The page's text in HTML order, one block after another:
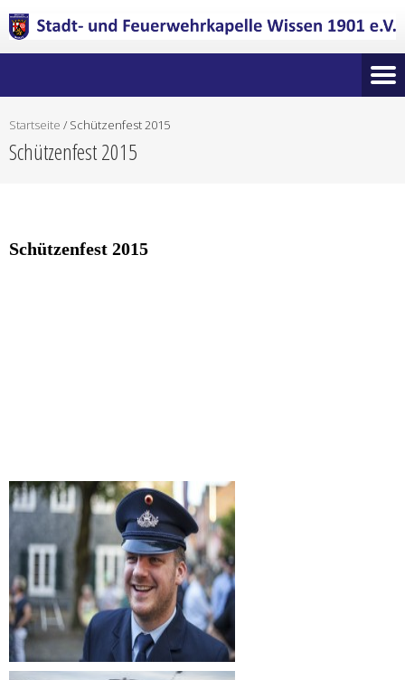
Startseite / Schützenfest 2015
Schützenfest 2015
Schützenfest 2015